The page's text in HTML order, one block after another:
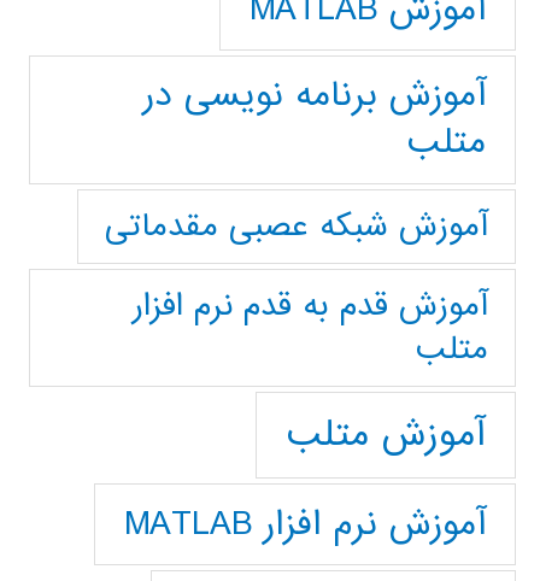
آموزش برنامه نویسی در
متلب
آموزش شبکه عصبی مقدماتی
آموزش قدم به قدم نرم افزار
متلب
آموزش متلب
آموزش نرم افزار MATLAB